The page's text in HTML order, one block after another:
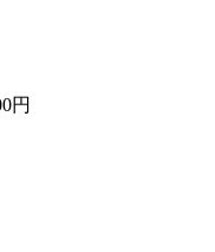
円